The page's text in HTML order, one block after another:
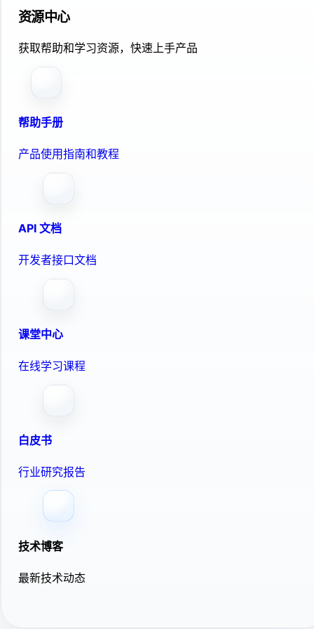
资源中心
获取帮助和学习资源，快速上手产品
帮助手册
产品使用指南和教程
API 文档
开发者接口文档
课堂中心
在线学习课程
白皮书
行业研究报告
技术博客
最新技术动态